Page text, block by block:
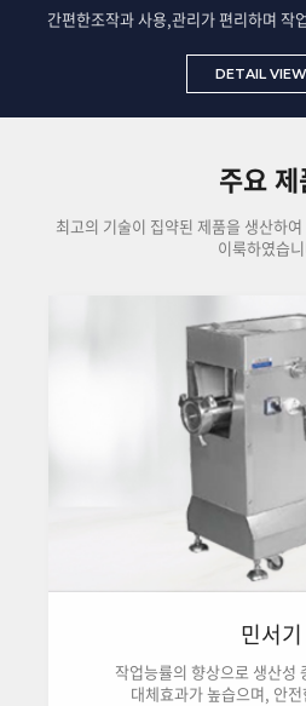
간편한조작과 사용,관리가 편리하며 작
DETAIL
주요 제
최고의 기술이 집약된 제품을 생산하
이룩하였습
민서기
작업능률의 향상으로 생산성
대체효과가 높습으며, 안전